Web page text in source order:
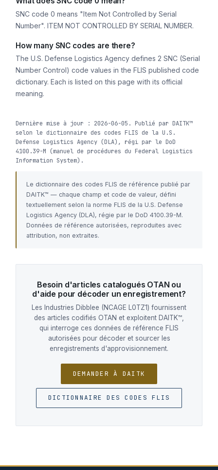
SNC code 0 means "Item Not Controlled by Serial
Number". ITEM NOT CONTROLLED BY SERIAL NUMBER.
How many SNC codes are there?
The U.S. Defense Logistics Agency defines 2 SNC (Serial
Number Control) code values in the FLIS published code
dictionary. Each is listed on this page with its official
meaning.
Dernière mise à jour : 2026-06-05. Publié par DAITK™
selon le dictionnaire des codes FLIS de la U.S.
Defense Logistics Agency (DLA), régi par le DoD
4100.39-M (manuel de procédures du Federal Logistics
Information System).
Le dictionnaire des codes FLIS de référence publié par
DAITK™ — chaque champ et code de valeur, défini
textuellement selon la norme FLIS de la U.S. Defense
Logistics Agency (DLA), régie par le DoD 4100.39-M.
Données de référence autorisées, reproduites avec
attribution, non extraites.
Besoin d'articles catalogués OTAN ou
d'aide pour décoder un enregistrement?
Les Industries Dibblee (NCAGE L0TZ1) fournissent
des articles codifiés OTAN et exploitent DAITK™,
qui interroge ces données de référence FLIS
autorisées pour décoder et sourcer les
enregistrements d'approvisionnement.
DEMANDER À DAITK
DICTIONNAIRE DES CODES FLIS